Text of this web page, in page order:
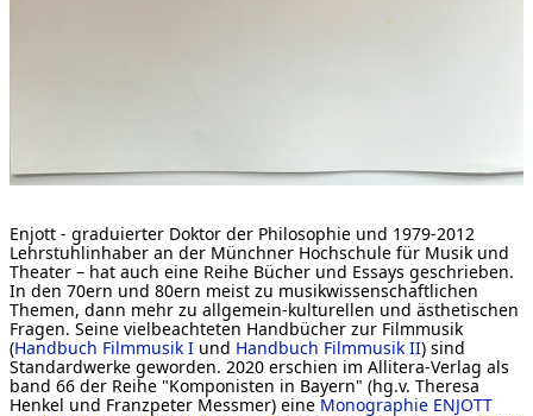
Enjott - graduierter Doktor der Philosophie und 1979-2012
Lehrstuhlinhaber an der Münchner Hochschule für Musik und
Theater – hat auch eine Reihe Bücher und Essays geschrieben.
In den 70ern und 80ern meist zu musikwissenschaftlichen
Themen, dann mehr zu allgemein-kulturellen und ästhetischen
Fragen. Seine vielbeachteten Handbücher zur Filmmusik
(Handbuch Filmmusik I und Handbuch Filmmusik II) sind
Standardwerke geworden. 2020 erschien im Allitera-Verlag als
band 66 der Reihe "Komponisten in Bayern" (hg.v. Theresa
Henkel und Franzpeter Messmer) eine Monographie ENJOTT